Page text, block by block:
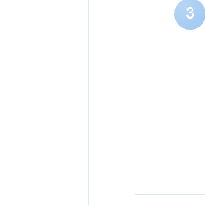
3